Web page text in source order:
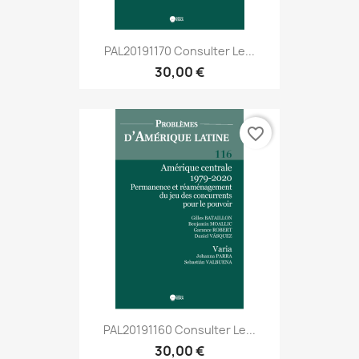
PAL20191170 Consulter Le...
30,00 €
PAL20191160 Consulter Le...
30,00 €
favorite_border